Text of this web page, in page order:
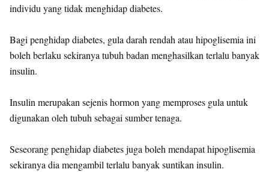
individu yang tidak menghidap diabetes.
Bagi penghidap diabetes, gula darah rendah atau hipoglisemia ini
boleh berlaku sekiranya tubuh badan menghasilkan terlalu banyak
insulin.
Insulin merupakan sejenis hormon yang memproses gula untuk
digunakan oleh tubuh sebagai sumber tenaga.
Seseorang penghidap diabetes juga boleh mendapat hipoglisemia
sekiranya dia mengambil terlalu banyak suntikan insulin.